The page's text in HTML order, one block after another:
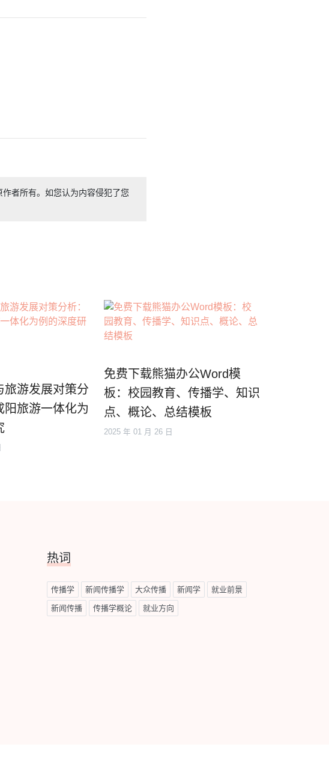
者所有。如您认为内容侵犯了您
旅游发展对策分
阳旅游一体化为
免费下载熊猫办公Word模
板：校园教育、传播学、知识
点、概论、总结模板
2025 年 01 月 26 日
热词
传播学 新闻传播学 大众传播 新闻学 就业前景
新闻传播 传播学概论 就业方向